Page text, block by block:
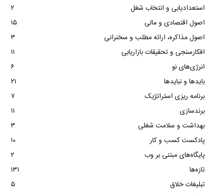
استعدادیابی و انتخاب شغل
۲
اصول اقتصادی و مالی
۱۵
اصول مذاکره، ارائه مطلب و سخنرانی
۳
افکارسنجی و تحقیقات بازاریابی
۱۱
انرژی‌های نو
۶
بایدها و نبایدها
۲۱
برنامه ریزی استراتژیک
۷
برندسازی
۱۱
بهداشت و سلامت شغلی
۳
پادکست کسب و کار
۱۰
پایگاه‌های مبتنی بر وب
۲
تازه‌ها
۱۳۱
تبلیغات خلاق
۵